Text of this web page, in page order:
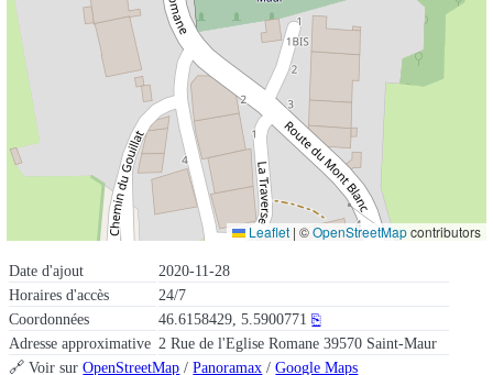
Date d'ajout
2020-11-28
Horaires d'accès
24/7
Coordonnées
46.6158429, 5.5900771 ⎘
Adresse approximative 2 Rue de l'Eglise Romane 39570 Saint-Maur
🔗 Voir surOpenStreetMap /Panoramax /Google Maps
Leaflet | ©OpenStreetMapcontributors